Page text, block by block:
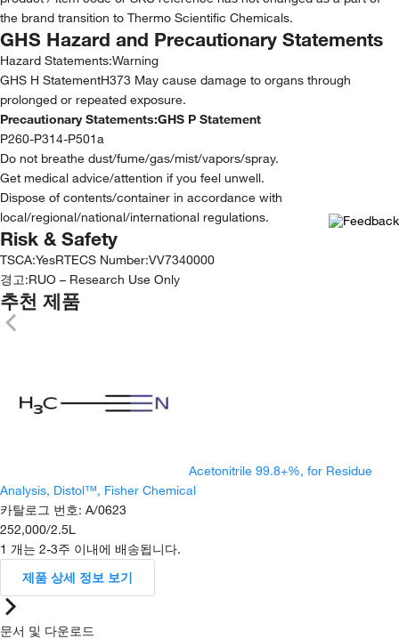
the brand transition to Thermo Scientific Chemicals.
GHS Hazard and Precautionary Statements
Hazard Statements:Warning
GHS H StatementH373 May cause damage to organs through
prolonged or repeated exposure.
Precautionary Statements:GHS P Statement
P260-P314-P501a
Do not breathe dust/fume/gas/mist/vapors/spray.
Get medical advice/attention if you feel unwell.
Dispose of contents/container in accordance with
local/regional/national/international regulations.
Risk & Safety
TSCA:YesRTECS Number:VV7340000
경고:RUO – Research Use Only
추천 제품
Acetonitrile 99.8+%, for Residue
Analysis, Distol™, Fisher Chemical
카탈로그 번호: A/0623
252,000/2.5L
1 개는 2-3주 이내에 배송됩니다.
제품 상세 정보 보기
문서 및 다운로드